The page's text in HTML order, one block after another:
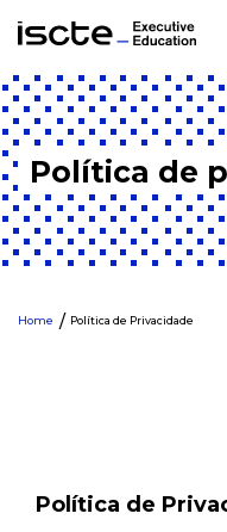
Política de
Home Política de Privacidade
Política de